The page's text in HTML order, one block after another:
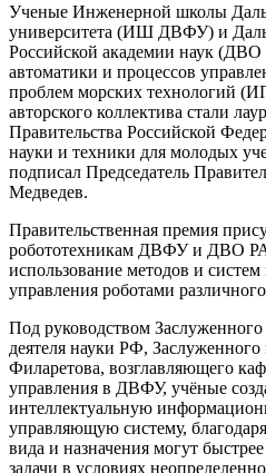
Ученые Инженерной школы
университета (ИШ ДВФУ) и
Российской академии наук
автоматики и процессов
проблем морских технологий
авторского коллектива стали
Правительства Российской
науки и техники для молодых
подписал Председатель
Медведев.
Правительственная премия
робототехникам ДВФУ и ДВО
использование методов и систем
управления роботами
Под руководством
деятеля науки РФ,
Филаретова, возглавляющего
управления в ДВФУ, учёные
интеллектуальную
управляющую систему,
вида и назначения могут
задачи в условиях